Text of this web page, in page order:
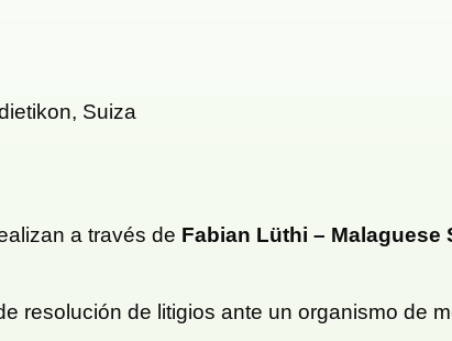
Suiza
a través de Fabian Lüthi – Malaguese
resolución de litigios ante un organismo de